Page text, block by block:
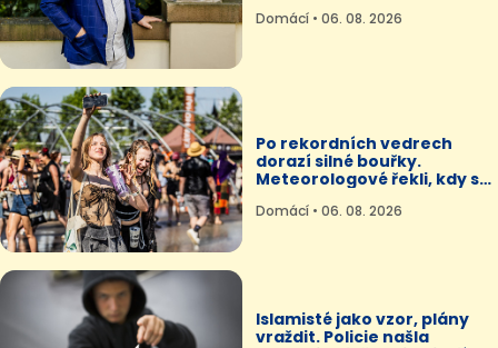
Domácí • 06. 08. 2026
Po rekordních vedrech
dorazí silné bouřky.
Meteorologové řekli, kdy se
Domácí • 06. 08. 2026
Islamisté jako vzor, plány
vraždit. Policie našla